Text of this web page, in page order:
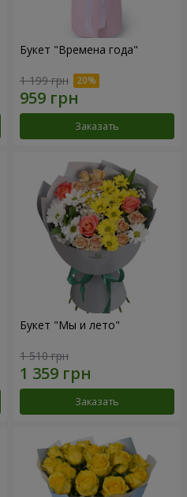
Букет "Времена года"
1 199 грн
Заказать
Букет "Мы и лето"
1 510 грн
Заказать